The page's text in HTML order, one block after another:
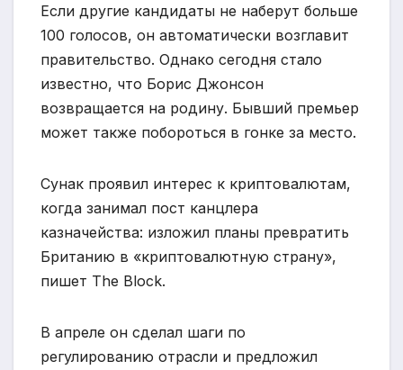
Если другие кандидаты не наберут больше
100 голосов, он автоматически возглавит
правительство. Однако сегодня стало
известно, что Борис Джонсон
возвращается на родину. Бывший премьер
может также побороться в гонке за место.
Сунак проявил интерес к криптовалютам,
когда занимал пост канцлера
казначейства: изложил планы превратить
Британию в «криптовалютную страну»,
пишет The Block.
В апреле он сделал шаги по
регулированию отрасли и предложил